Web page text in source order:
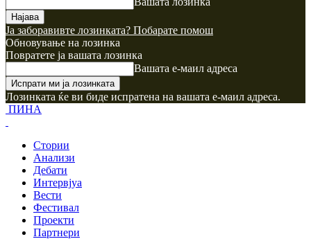
Ја заборавивте лозинката? Побарате помош
Обновување на лозинка
Повратете ја вашата лозинка
Вашата е-маил адреса
Лозинката ќе ви биде испратена на вашата е-маил адреса.
ПИНА
Стории
Анализи
Дебати
Интервјуа
Вести
Фестивал
Проекти
Партнери